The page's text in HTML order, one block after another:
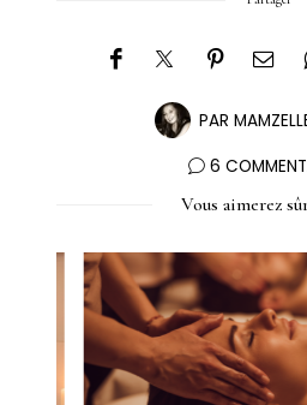
PAR
6
Vous aimerez